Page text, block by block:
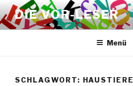
Zum
Inhalt
springen
DIE VOR-LESER
Menü
SCHLAGWORT: HAUSTIERE